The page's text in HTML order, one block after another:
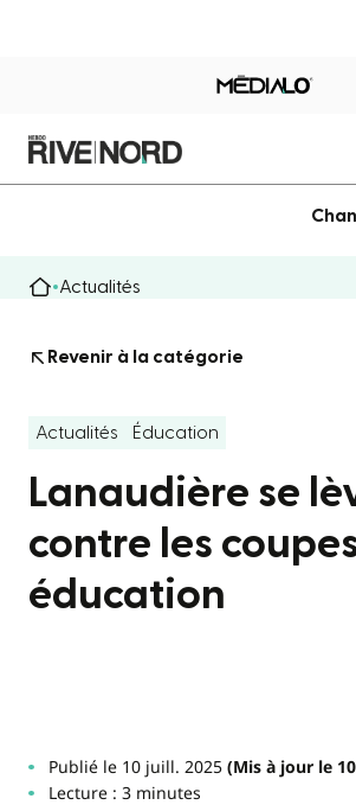
Actualités
Revenir à la catégorie
Actualités Éducation
Lanaudière se
contre les
éducation
Publié le 10 juill. 2025(Mis à jour le
Lecture : 3 minutes